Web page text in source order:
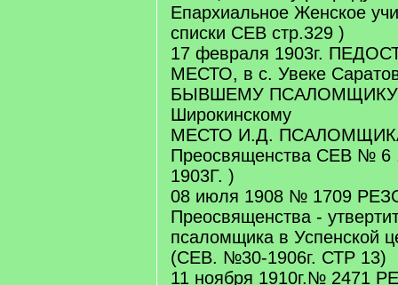
Епархиальное Женское
списки СЕВ стр.329 )
17 февраля 1903г.
МЕСТО, в с. Увеке
БЫВШЕМУ ПСАЛОМЩИКУ
Широкинскому
МЕСТО И.Д. ПСАЛОМЩИКА
Преосвященства СЕВ № 6
1903Г. )
08 июля 1908 № 1709
Преосвященства -
псаломщика в Успенской
(СЕВ. №30-1906г. СТР 13)
11 ноября 1910г.№ 2471